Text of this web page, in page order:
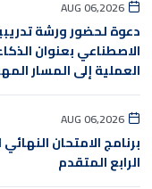
AUG 06,2026
دعوة لحضور ورشة
الاصطناعي بعنوان
العملية إلى المسار
AUG 06,2026
الرابع المتقدم